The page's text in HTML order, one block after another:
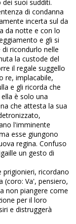
suoi sudditi.
di condanna
incerta sul da
da notte e con lo
e gli si
ricondurlo nelle
la custode del
il regale suggello
re, implacabile,
e gli ricorda che
è solo una
che attesta la sua
l'imminente
esse giungono
regina. Confuso
un gesto di
prigionieri, ricordano
(coro: Va', pensiero,
non piangere come
per il loro
e distruggerà